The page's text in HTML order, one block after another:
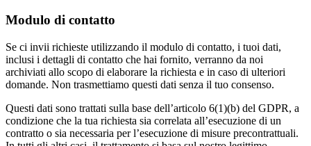
Modulo di contatto
Se ci invii richieste utilizzando il modulo di contatto, i tuoi dati,
inclusi i dettagli di contatto che hai fornito, verranno da noi
archiviati allo scopo di elaborare la richiesta e in caso di ulteriori
domande. Non trasmettiamo questi dati senza il tuo consenso.
Questi dati sono trattati sulla base dell’articolo 6(1)(b) del GDPR, a
condizione che la tua richiesta sia correlata all’esecuzione di un
contratto o sia necessaria per l’esecuzione di misure precontrattuali.